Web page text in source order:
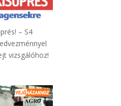
– S4
vizsgálóhoz!